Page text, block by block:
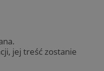
jej treść zostanie